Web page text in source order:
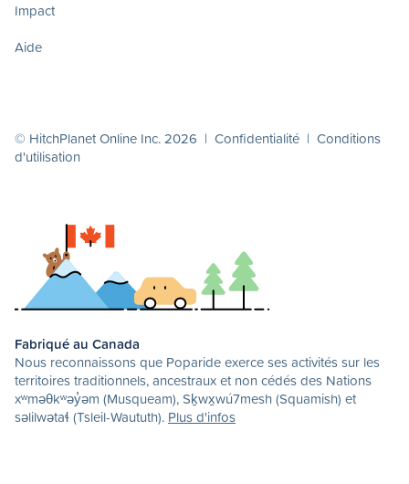
Impact
Aide
© HitchPlanet Online Inc. 2026 | Confidentialité | Conditions
d'utilisation
Fabriqué au Canada
Nous reconnaissons que Poparide exerce ses activités sur les
territoires traditionnels, ancestraux et non cédés des Nations
xʷməθkʷəy̓əm (Musqueam), Sḵwx̱wú7mesh (Squamish) et
səlilwətaɬ (Tsleil-Waututh). Plus d'infos